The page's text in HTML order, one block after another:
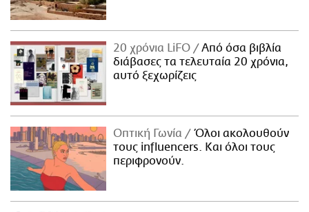
20 χρόνια LiFO
Από όσα βιβλία
διάβασες τα τελευταία 20 χρόνια,
αυτό ξεχωρίζεις
Οπτική Γωνία
Όλοι ακολουθούν
τους influencers. Και όλοι τους
περιφρονούν.